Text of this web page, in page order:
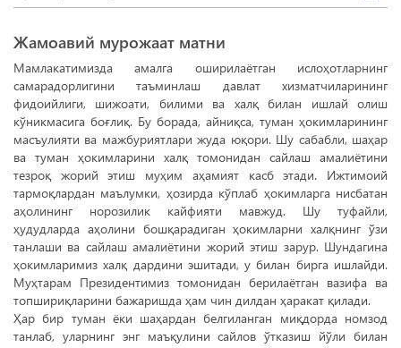
Жамоавий мурожаат матни
Мамлакатимизда амалга оширилаётган ислоҳотларнинг
самарадорлигини таъминлаш давлат хизматчиларининг
фидоийлиги, шижоати, билими ва халқ билан ишлай олиш
кўникмасига боғлиқ. Бу борада, айниқса, туман ҳокимларининг
масъулияти ва мажбуриятлари жуда юқори. Шу сабабли, шаҳар
ва туман ҳокимларини халқ томонидан сайлаш амалиётини
тезроқ жорий этиш муҳим аҳамият касб этади. Ижтимоий
тармоқлардан маълумки, ҳозирда кўплаб ҳокимларга нисбатан
аҳолининг норозилик кайфияти мавжуд. Шу туфайли,
ҳудудларда аҳолини бошқарадиган ҳокимларни халқнинг ўзи
танлаши ва сайлаш амалиётини жорий этиш зарур. Шундагина
ҳокимларимиз халқ дардини эшитади, у билан бирга ишлайди.
Муҳтарам Президентимиз томонидан берилаётган вазифа ва
топшириқларини бажаришда ҳам чин дилдан ҳаракат қилади.
Ҳар бир туман ёки шаҳардан белгиланган миқдорда номзод
танлаб, уларнинг энг маъқулини сайлов ўтказиш йўли билан